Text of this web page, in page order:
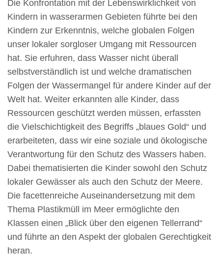
Die Konfrontation mit der Lebenswirklichkeit von
Kindern in wasserarmen Gebieten führte bei den
Kindern zur Erkenntnis, welche globalen Folgen
unser lokaler sorgloser Umgang mit Ressourcen
hat. Sie erfuhren, dass Wasser nicht überall
selbstverständlich ist und welche dramatischen
Folgen der Wassermangel für andere Kinder auf der
Welt hat. Weiter erkannten alle Kinder, dass
Ressourcen geschützt werden müssen, erfassten
die Vielschichtigkeit des Begriffs „blaues Gold“ und
erarbeiteten, dass wir eine soziale und ökologische
Verantwortung für den Schutz des Wassers haben.
Dabei thematisierten die Kinder sowohl den Schutz
lokaler Gewässer als auch den Schutz der Meere.
Die facettenreiche Auseinandersetzung mit dem
Thema Plastikmüll im Meer ermöglichte den
Klassen einen „Blick über den eigenen Tellerrand“
und führte an den Aspekt der globalen Gerechtigkeit
heran.